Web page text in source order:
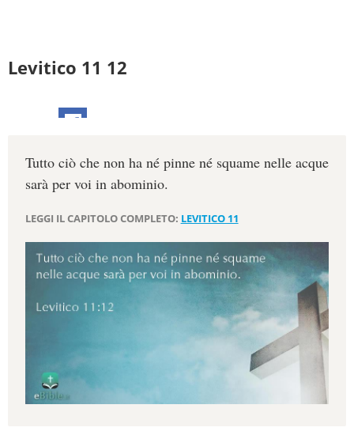
Levitico 11 12
Tutto ciò che non ha né pinne né squame nelle acque
sarà per voi in abominio.
LEGGI IL CAPITOLO COMPLETO: LEVITICO 11